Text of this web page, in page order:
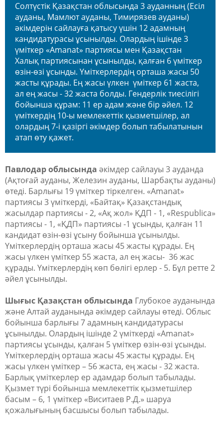
Солтүстік Қазақстан облысында 3 ауданның (Есіл
ауданы, Мамлют ауданы, Тимирязев ауданы)
әкімдерін сайлауға қатысу үшін 12 адамның
кандидатурасы ұсынылды. Олардың ішінде 3
үміткер «Amanat» партиясы мен Қазақстан
Халық партиясынан ұсынылды, қалған 6 үміткер
өзін-өзі ұсынды. Үміткерлердің орташа жасы 50
жасты құрады. Ең жасы үлкен үміткер 61 жаста,
ал ең жасы - 32 жаста болды. Гендерлік тиесілігі
бойынша құрам: 11 ер адам және бір әйел. 12
үміткердің 10-ы мемлекеттік қызметшілер, ал
олардың 7-і қазіргі әкімдер болып табылатынын
атап өту қажет.
Павлодар облысында әкімдер сайлауы 3 ауданда
(Ақтоғай ауданы, Железин ауданы, Шарбақты ауданы)
өтеді. Барлығы 19 үміткер тіркелген. «Amanat»
партиясы 3 үміткерді, «Байтақ» Қазақстандық
жасылдар партиясы - 2, «Ақ жол» ҚДП - 1, «Respublica»
партиясы - 1, «ҚДП» партиясы -1 ұсынды, қалған 11
кандидат өзін-өзі ұсыну бойынша ұсынылды.
Үміткерлердің орташа жасы 45 жасты құрады. Ең
жасы үлкен үміткер 55 жаста, ал ең жасы- 36 жас
құрады. Үміткерлердің көп бөлігі ерлер - 5. Бұл ретте 2
әйел ұсынылды.
Шығыс Қазақстан облысында Глубокое ауданында
және Алтай ауданында әкімдер сайлауы өтеді. Облыс
бойынша барлығы 7 адамның кандидатурасы
ұсынылды. Олардың ішінде 2 үміткерді «Amanat»
партиясы ұсынды, қалған 5 үміткер өзін-өзі ұсынды.
Үміткерлердің орташа жасы 45 жасты құрады. Ең
жасы үлкен үміткер – 56 жаста, ең жасы - 32 жаста.
Барлық үміткерлер ер адамдар болып табылады.
Қызмет түрі бойынша мемлекеттік қызметшілер
басым – 6, 1 үміткер «Виситаев Р.Д.» шаруа
қожалығының басшысы болып табылады.